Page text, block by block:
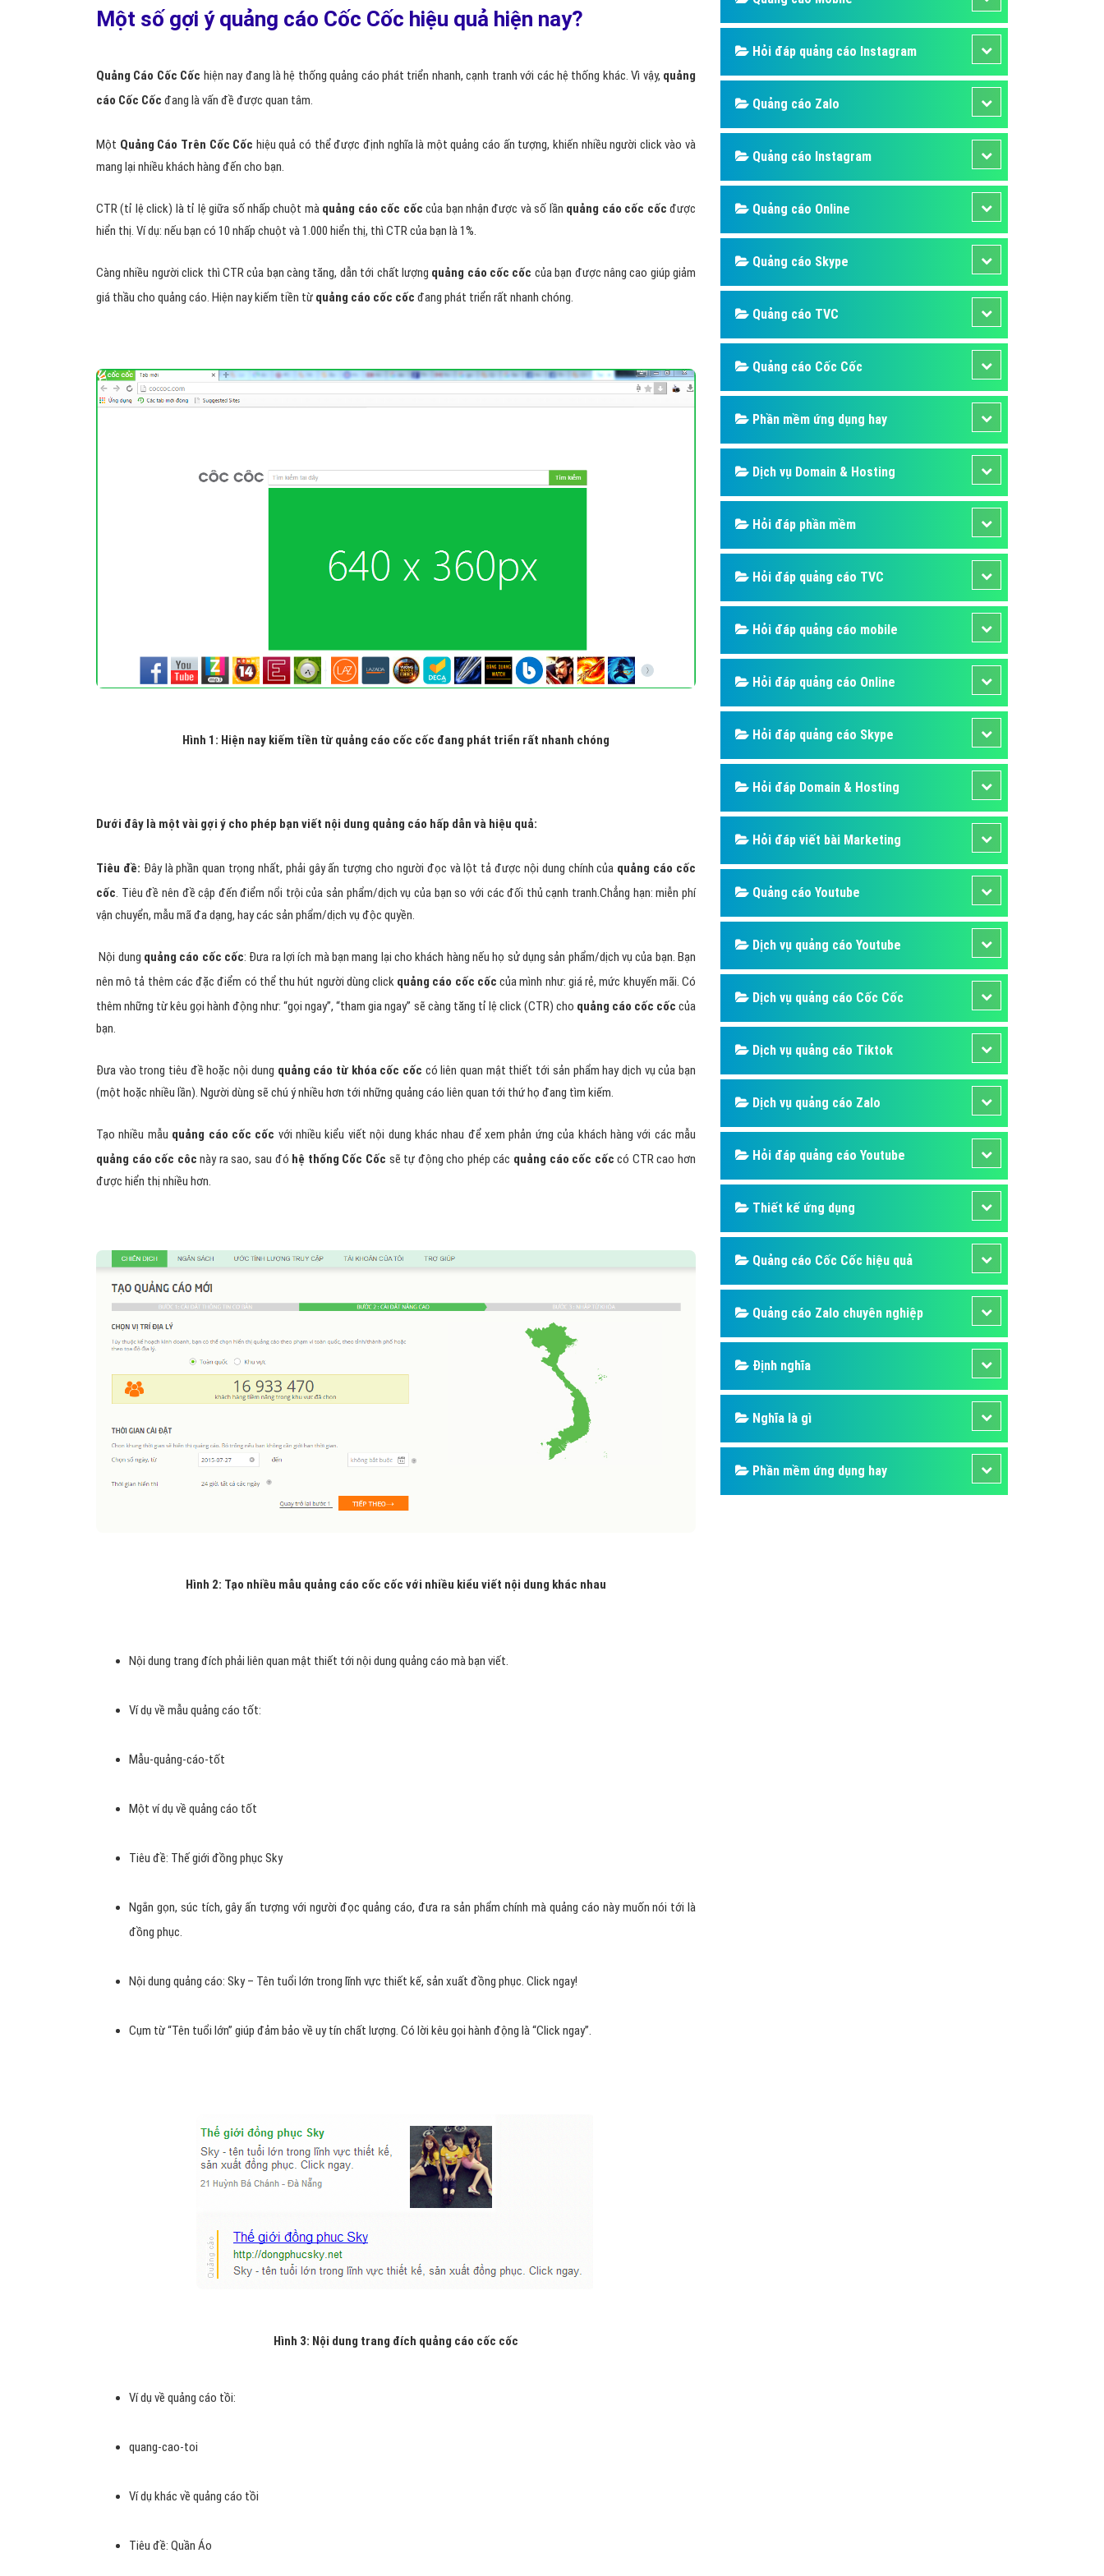
Hỏi đáp phần mềm
Hỏi đáp quảng cáo TVC
Hỏi đáp quảng cáo Skype
Hỏi đáp Domain & Hosting
Hỏi đáp viết bài Marketing
Quảng cáo Youtube
Dịch vụ quảng cáo Youtube
Thiết kế ứng dụng
Quảng cáo Cốc Cốc hiệu quả
Quảng cáo Zalo chuyên nghiệp
Định nghĩa
Một số gợi ý quảng cáo Cốc Cốc hiệu quả hiện nay?
Quảng Cáo Cốc Cốc hiện nay đang là hệ thống quảng cáo phát triển nhanh, cạnh tranh với các hệ thống khác. Vì vậy, quảng
cáo Cốc Cốc đang là vấn đề được quan tâm.
Một Quảng Cáo Trên Cốc Cốc hiệu quả có thể được định nghĩa là một quảng cáo ấn tượng, khiến nhiều người click vào và
mang lại nhiều khách hàng đến cho bạn.
CTR (tỉ lệ click) là tỉ lệ giữa số nhấp chuột mà quảng cáo cốc cốc của bạn nhận được và số lần quảng cáo cốc cốc được
hiển thị. Ví dụ: nếu bạn có 10 nhấp chuột và 1.000 hiển thị, thì CTR của bạn là 1%.
Càng nhiều người click thì CTR của bạn càng tăng, dẫn tới chất lượng quảng cáo cốc cốc của bạn được nâng cao giúp giảm
giá thầu cho quảng cáo. Hiện nay kiếm tiền từ quảng cáo cốc cốc đang phát triển rất nhanh chóng.
Hình 1: Hiện nay kiếm tiền từ quảng cáo cốc cốc đang phát triển rất nhanh chóng
Dưới đây là một vài gợi ý cho phép bạn viết nội dung quảng cáo hấp dẫn và hiệu quả:
Tiêu đề: Đây là phần quan trọng nhất, phải gây ấn tượng cho người đọc và lột tả được nội dung chính của quảng cáo cốc
cốc. Tiêu đề nên đề cập đến điểm nổi trội của sản phẩm/dịch vụ của bạn so với các đối thủ cạnh tranh.Chẳng hạn: miễn phí
vận chuyển, mẫu mã đa dạng, hay các sản phẩm/dịch vụ độc quyền.
Nội dung quảng cáo cốc cốc: Đưa ra lợi ích mà bạn mang lại cho khách hàng nếu họ sử dụng sản phẩm/dịch vụ của bạn. Bạn
nên mô tả thêm các đặc điểm có thể thu hút người dùng click quảng cáo cốc cốc của mình như: giá rẻ, mức khuyến mãi. Có
thêm những từ kêu gọi hành động như: “gọi ngay”, “tham gia ngay” sẽ càng tăng tỉ lệ click (CTR) cho quảng cáo cốc cốc của
bạn.
Đưa vào trong tiêu đề hoặc nội dung quảng cáo từ khóa cốc cốc có liên quan mật thiết tới sản phẩm hay dịch vụ của bạn
(một hoặc nhiều lần). Người dùng sẽ chú ý nhiều hơn tới những quảng cáo liên quan tới thứ họ đang tìm kiếm.
Tạo nhiều mẫu quảng cáo cốc cốc với nhiều kiểu viết nội dung khác nhau để xem phản ứng của khách hàng với các mẫu
quảng cáo cốc côc này ra sao, sau đó hệ thống Cốc Cốc sẽ tự động cho phép các quảng cáo cốc cốc có CTR cao hơn
được hiển thị nhiều hơn.
Hình 2: Tạo nhiều mẫu quảng cáo cốc cốc với nhiều kiểu viết nội dung khác nhau
Nội dung trang đích phải liên quan mật thiết tới nội dung quảng cáo mà bạn viết.
Ví dụ về mẫu quảng cáo tốt:
Mẫu-quảng-cáo-tốt
Một ví dụ về quảng cáo tốt
Tiêu đề: Thế giới đồng phục Sky
Ngắn gọn, súc tích, gây ấn tượng với người đọc quảng cáo, đưa ra sản phẩm chính mà quảng cáo này muốn nói tới là
đồng phục.
Nội dung quảng cáo: Sky – Tên tuổi lớn trong lĩnh vực thiết kế, sản xuất đồng phục. Click ngay!
Cụm từ “Tên tuổi lớn” giúp đảm bảo về uy tín chất lượng. Có lời kêu gọi hành động là “Click ngay”.
Hình 3: Nội dung trang đích quảng cáo cốc cốc
Ví dụ về quảng cáo tồi:
quang-cao-toi
Ví dụ khác về quảng cáo tồi
Tiêu đề: Quần Áo
Hỏi đáp quảng cáo Instagram
Quảng cáo Zalo
Quảng cáo Instagram
Quảng cáo Online
Quảng cáo Skype
Quảng cáo TVC
Quảng cáo Cốc Cốc
Phần mềm ứng dụng hay
Dịch vụ Domain & Hosting
Hỏi đáp phần mềm
Hỏi đáp quảng cáo TVC
Hỏi đáp quảng cáo mobile
Hỏi đáp quảng cáo Online
Hỏi đáp quảng cáo Skype
Hỏi đáp Domain & Hosting
Hỏi đáp viết bài Marketing
Quảng cáo Youtube
Dịch vụ quảng cáo Youtube
Dịch vụ quảng cáo Cốc Cốc
Dịch vụ quảng cáo Tiktok
Dịch vụ quảng cáo Zalo
Hỏi đáp quảng cáo Youtube
Thiết kế ứng dụng
Quảng cáo Cốc Cốc hiệu quả
Quảng cáo Zalo chuyên nghiệp
Định nghĩa
Nghĩa là gì
Phần mềm ứng dụng hay